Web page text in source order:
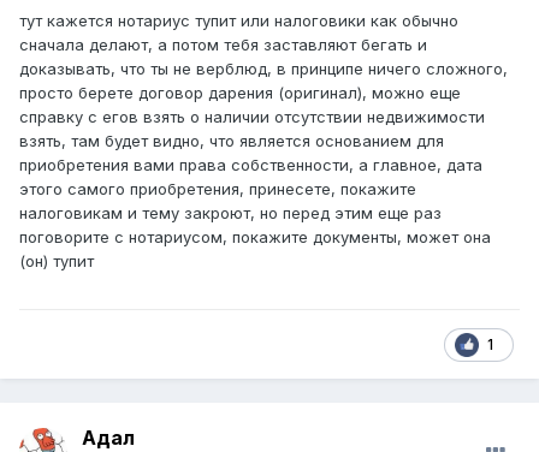
10% от всей стоимости квартиры (огромная сумма), т.к.
акт ввода зарегистрирован всего месяц назад и не
прошел год. Неужели это так, ведь владел этой
квартирой на протяжении 16-ти лет?
тут кажется нотариус тупит или налоговики как обычно
сначала делают, а потом тебя заставляют бегать и
доказывать, что ты не верблюд, в принципе ничего сложного,
просто берете договор дарения (оригинал), можно еще
справку с егов взять о наличии отсутствии недвижимости
взять, там будет видно, что является основанием для
приобретения вами права собственности, а главное, дата
этого самого приобретения, принесете, покажите
налоговикам и тему закроют, но перед этим еще раз
поговорите с нотариусом, покажите документы, может она
(он) тупит
1
Адал